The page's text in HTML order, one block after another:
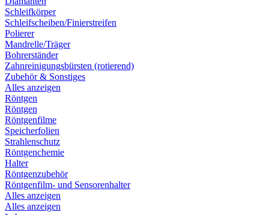
Schleifkörper
Schleifscheiben/Finierstreifen
Polierer
Mandrelle/Träger
Bohrerständer
Zahnreinigungsbürsten (rotierend)
Zubehör & Sonstiges
Alles anzeigen
Röntgen
Röntgen
Röntgenfilme
Speicherfolien
Strahlenschutz
Röntgenchemie
Halter
Röntgenzubehör
Röntgenfilm- und Sensorenhalter
Alles anzeigen
Alles anzeigen